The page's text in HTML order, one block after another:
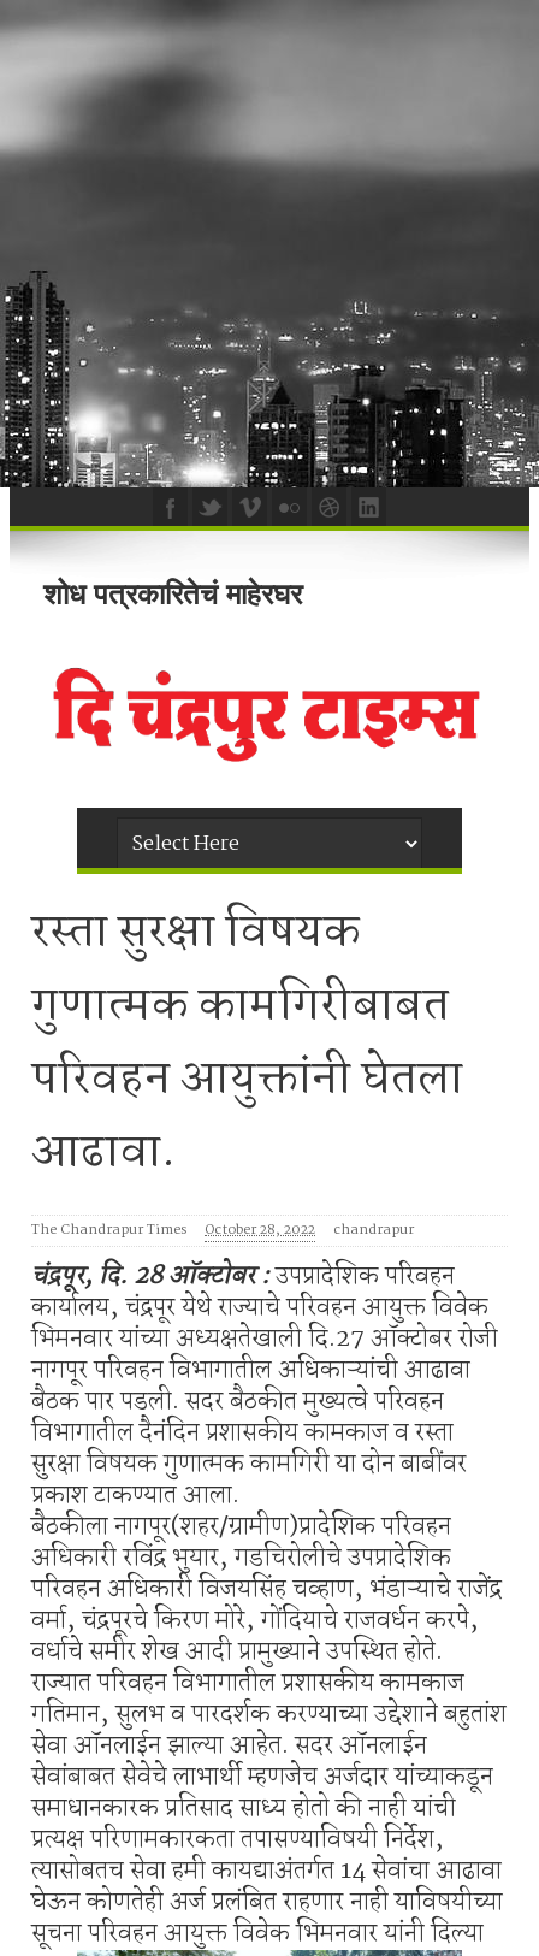
शोध पत्रकारितेचं माहेरघर
रस्ता सुरक्षा विषयक
गुणात्मक कामगिरीबाबत
परिवहन आयुक्तांनी घेतला
आढावा.
The Chandrapur Times October 28, 2022 chandrapur
चंद्रपूर, दि. 28 ऑक्टोबर :उपप्रादेशिक परिवहन
कार्यालय, चंद्रपूर येथे राज्याचे परिवहन आयुक्त विवेक
भिमनवार यांच्या अध्यक्षतेखाली दि.27 ऑक्टोबर रोजी
नागपूर परिवहन विभागातील अधिकाऱ्यांची आढावा
बैठक पार पडली. सदर बैठकीत मुख्यत्वे परिवहन
विभागातील दैनंदिन प्रशासकीय कामकाज व रस्ता
सुरक्षा विषयक गुणात्मक कामगिरी या दोन बाबींवर
प्रकाश टाकण्यात आला.
बैठकीला नागपूर(शहर/ग्रामीण)प्रादेशिक परिवहन
अधिकारी रविंद्र भुयार, गडचिरोलीचे उपप्रादेशिक
परिवहन अधिकारी विजयसिंह चव्हाण, भंडाऱ्याचे राजेंद्र
वर्मा, चंद्रपूरचे किरण मोरे, गोंदियाचे राजवर्धन करपे,
वर्धाचे समीर शेख आदी प्रामुख्याने उपस्थित होते.
राज्यात परिवहन विभागातील प्रशासकीय कामकाज
गतिमान, सुलभ व पारदर्शक करण्याच्या उद्देशाने बहुतांश
सेवा ऑनलाईन झाल्या आहेत. सदर ऑनलाईन
सेवांबाबत सेवेचे लाभार्थी म्हणजेच अर्जदार यांच्याकडून
समाधानकारक प्रतिसाद साध्य होतो की नाही यांची
प्रत्यक्ष परिणामकारकता तपासण्याविषयी निर्देश,
त्यासोबतच सेवा हमी कायद्याअंतर्गत 14 सेवांचा आढावा
घेऊन कोणतेही अर्ज प्रलंबित राहणार नाही याविषयीच्या
सूचना परिवहन आयुक्त विवेक भिमनवार यांनी दिल्या